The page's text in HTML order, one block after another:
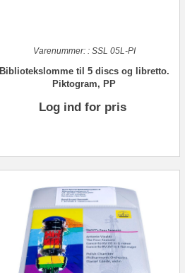
Varenummer:: SSL 05L-PI
Bibliotekslomme til 5 discs og libretto.
Piktogram, PP
Log ind for pris